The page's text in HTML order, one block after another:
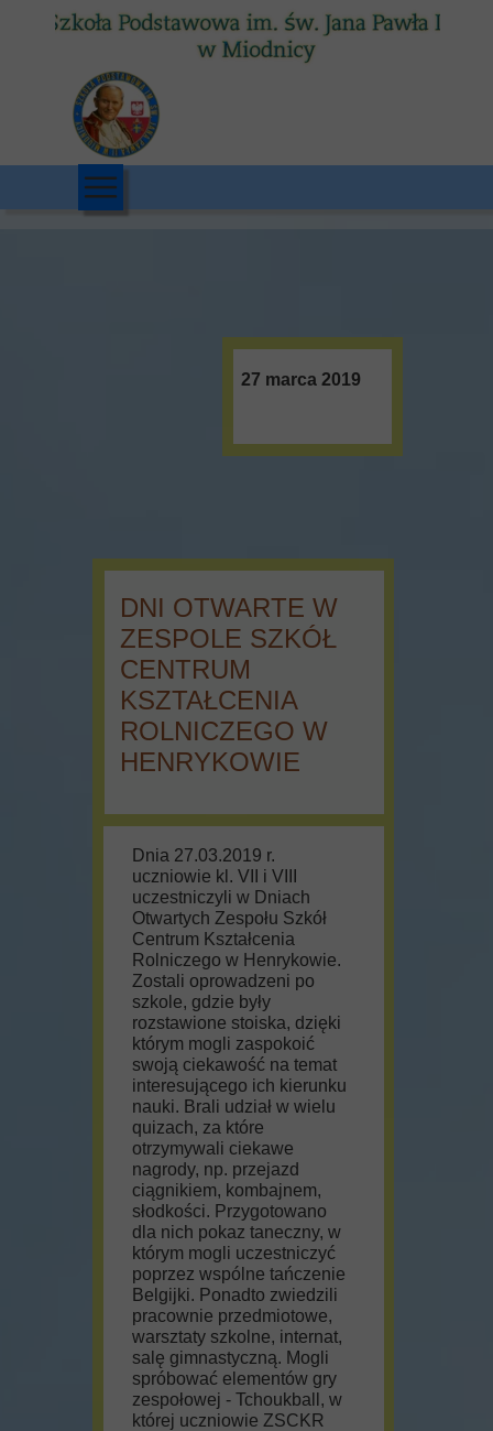
27 marca 2019
Dnia 27.03.2019 r.
uczniowie kl. VII i VIII
uczestniczyli w Dniach
Otwartych Zespołu Szkół
Centrum Kształcenia
Rolniczego w Henrykowie.
Zostali oprowadzeni po
szkole, gdzie były
rozstawione stoiska, dzięki
którym mogli zaspokoić
swoją ciekawość na temat
interesującego ich kierunku
nauki. Brali udział w wielu
quizach, za które
otrzymywali ciekawe
nagrody, np. przejazd
ciągnikiem, kombajnem,
słodkości. Przygotowano
dla nich pokaz taneczny, w
którym mogli uczestniczyć
poprzez wspólne tańczenie
Belgijki. Ponadto zwiedzili
pracownie przedmiotowe,
warsztaty szkolne, internat,
salę gimnastyczną. Mogli
spróbować elementów gry
zespołowej - Tchoukball, w
której uczniowie ZSCKR
DNI OTWARTE W
ZESPOLE SZKÓŁ
CENTRUM
KSZTAŁCENIA
ROLNICZEGO W
HENRYKOWIE